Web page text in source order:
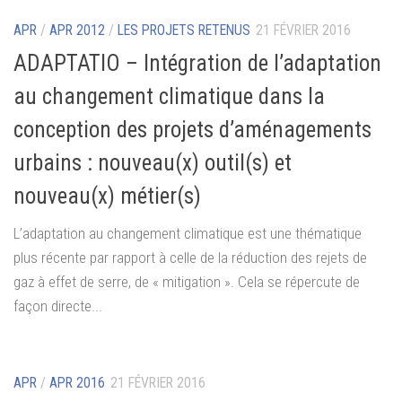
APR / APR 2012 / LES PROJETS RETENUS 21 FÉVRIER 2016
ADAPTATIO – Intégration de l’adaptation
au changement climatique dans la
conception des projets d’aménagements
urbains : nouveau(x) outil(s) et
nouveau(x) métier(s)
L’adaptation au changement climatique est une thématique
plus récente par rapport à celle de la réduction des rejets de
gaz à effet de serre, de « mitigation ». Cela se répercute de
façon directe...
APR / APR 2016 21 FÉVRIER 2016